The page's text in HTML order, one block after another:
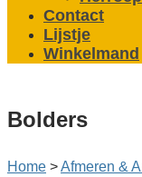
Contact
Lijstje
Winkelmand
Bolders
Home >Afmeren &